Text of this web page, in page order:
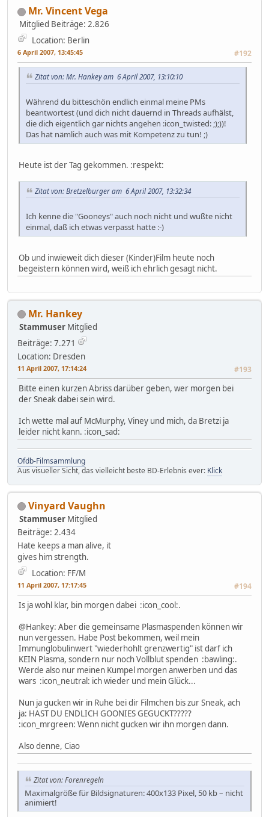
Mr. Vincent Vega
Mitglied Beiträge: 2.826
Location: Berlin
6 April 2007, 13:45:45 #192
Zitat von: Mr. Hankey am 6 April 2007, 13:10:10
Während du bitteschön endlich einmal meine PMs
beantwortest (und dich nicht dauernd in Threads aufhälst,
die dich eigentlich gar nichts angehen :icon_twisted: ;);))!
Das hat nämlich auch was mit Kompetenz zu tun! ;)
Heute ist der Tag gekommen. :respekt:
Zitat von: Bretzelburger am 6 April 2007, 13:32:34
Ich kenne die "Gooneys" auch noch nicht und wußte nicht
einmal, daß ich etwas verpasst hatte :-)
Ob und inwieweit dich dieser (Kinder)Film heute noch
begeistern können wird, weiß ich ehrlich gesagt nicht.
Mr. Hankey
Stammuser Mitglied
Beiträge: 7.271
Location: Dresden
11 April 2007, 17:14:24 #193
Bitte einen kurzen Abriss darüber geben, wer morgen bei
der Sneak dabei sein wird.
Ich wette mal auf McMurphy, Viney und mich, da Bretzi ja
leider nicht kann. :icon_sad:
Ofdb-Filmsammlung
Aus visueller Sicht, das vielleicht beste BD-Erlebnis ever: Klick
Vinyard Vaughn
Stammuser Mitglied
Beiträge: 2.434
Hate keeps a man alive, it
gives him strength.
Location: FF/M
11 April 2007, 17:17:45 #194
Is ja wohl klar, bin morgen dabei :icon_cool:.
@Hankey: Aber die gemeinsame Plasmaspenden können wir
nun vergessen. Habe Post bekommen, weil mein
Immunglobulinwert "wiederhohlt grenzwertig" ist darf ich
KEIN Plasma, sondern nur noch Vollblut spenden :bawling:.
Werde also nur meinen Kumpel morgen anwerben und das
wars :icon_neutral: ich wieder und mein Glück...
Nun ja gucken wir in Ruhe bei dir Filmchen bis zur Sneak, ach
ja: HAST DU ENDLICH GOONIES GEGUCKT?????
:icon_mrgreen: Wenn nicht gucken wir ihn morgen dann.
Also denne, Ciao
Zitat von: Forenregeln
Maximalgröße für Bildsignaturen: 400x133 Pixel, 50 kb – nicht
animiert!